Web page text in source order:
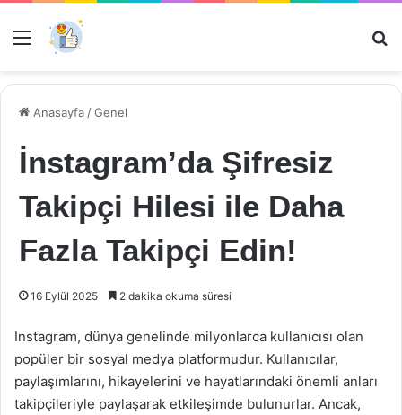
Menü
Anasayfa /Genel
İnstagram’da Şifresiz
Takipçi Hilesi ile Daha
Fazla Takipçi Edin!
16 Eylül 2025 2 dakika okuma süresi
Instagram, dünya genelinde milyonlarca kullanıcısı olan
popüler bir sosyal medya platformudur. Kullanıcılar,
paylaşımlarını, hikayelerini ve hayatlarındaki önemli anları
takipçileriyle paylaşarak etkileşimde bulunurlar. Ancak,